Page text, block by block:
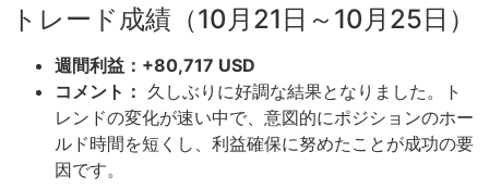
トレード成績（10月21日～10月25日）
週間利益：+80,717 USD
コメント： 久しぶりに好調な結果となりました。ト
レンドの変化が速い中で、意図的にポジションのホー
ルド時間を短くし、利益確保に努めたことが成功の要
因です。